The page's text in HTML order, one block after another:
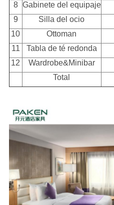
8 Gabinete del equipaje
9
Silla del ocio
10
Ottoman
11
Tabla de té redonda
12
Wardrobe&Minibar
Total